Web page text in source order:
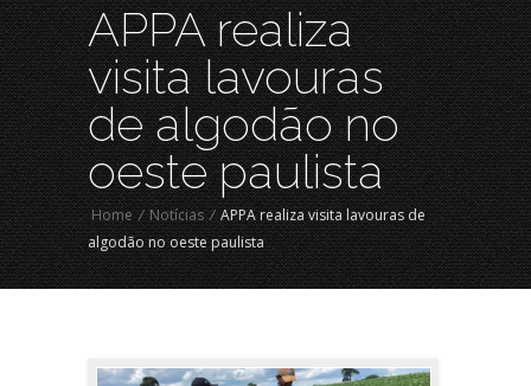
APPA realiza
visita lavouras
de algodão no
oeste paulista
Home / Notícias /APPA realiza visita lavouras de
algodão no oeste paulista